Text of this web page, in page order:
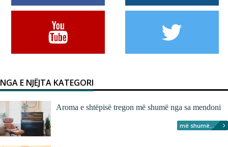
NGA E NJËJTA KATEGORI
Aroma e shtëpisë tregon më shumë nga sa mendoni
më shumë...